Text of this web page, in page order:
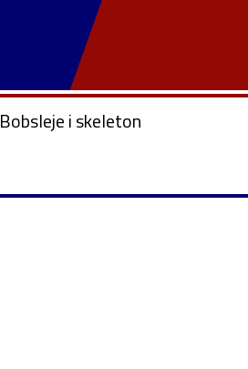
Bobsleje i skeleton